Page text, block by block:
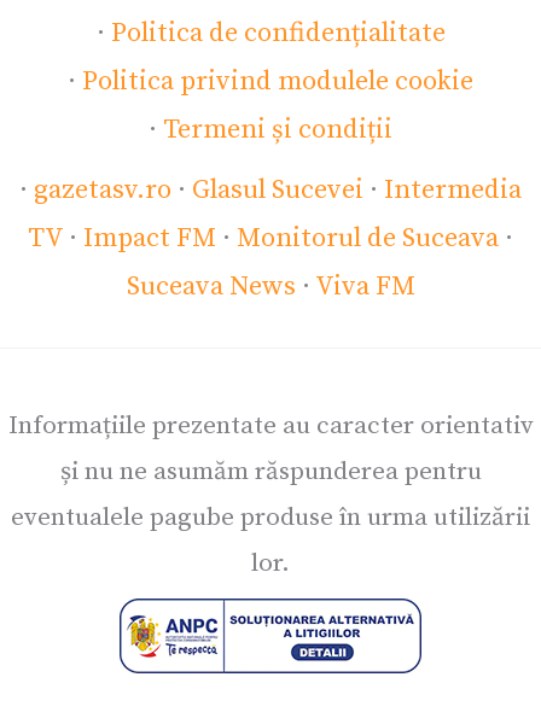
· Politica de confidențialitate
· Politica privind modulele cookie
· Termeni și condiții
· gazetasv.ro · Glasul Sucevei · Intermedia
TV · Impact FM · Monitorul de Suceava ·
Suceava News · Viva FM
Informațiile prezentate au caracter orientativ
și nu ne asumăm răspunderea pentru
eventualele pagube produse în urma utilizării
lor.